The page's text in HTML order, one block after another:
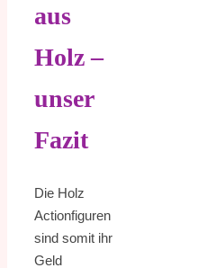
aus
Holz –
unser
Fazit
Die Holz
Actionfiguren
sind somit ihr
Geld